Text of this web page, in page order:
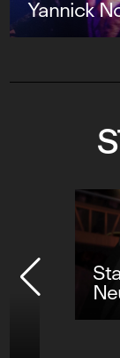
Yannick
Star Wars